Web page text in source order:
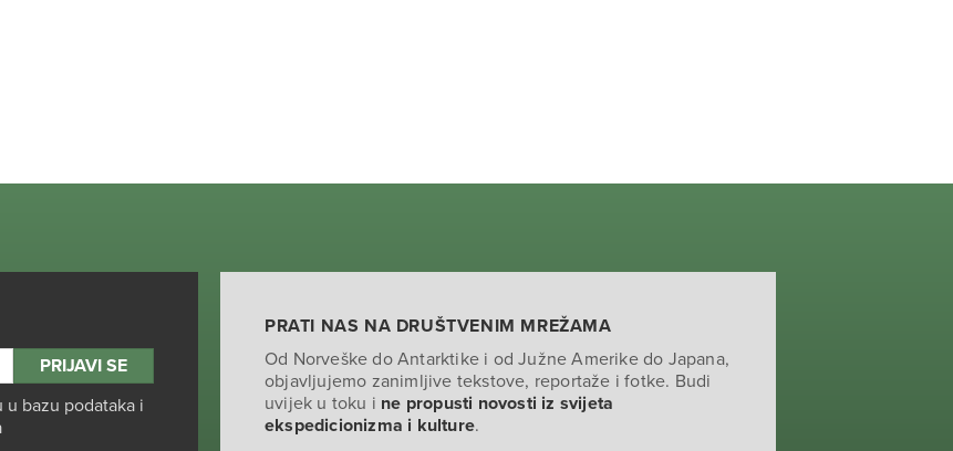
u bazu podataka i
PRATI NAS NA DRUŠTVENIM MREŽAMA
Od Norveške do Antarktike i od Južne Amerike do Japana,
objavljujemo zanimljive tekstove, reportaže i fotke. Budi
uvijek u toku i ne propusti novosti iz svijeta
ekspedicionizma i kulture.